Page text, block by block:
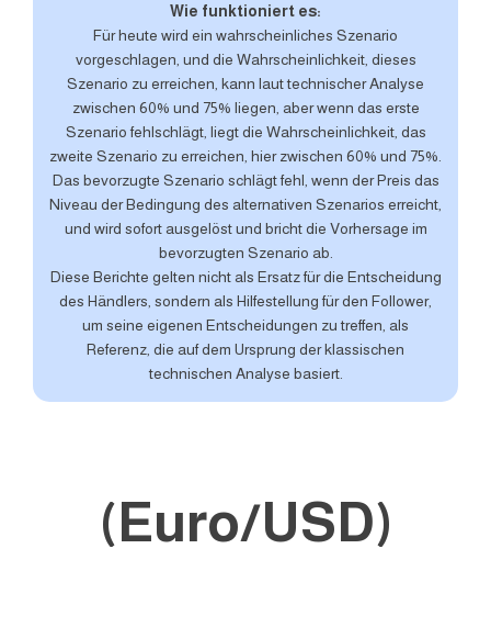
Wie funktioniert es:
Für heute wird ein wahrscheinliches Szenario
vorgeschlagen, und die Wahrscheinlichkeit, dieses
Szenario zu erreichen, kann laut technischer Analyse
zwischen 60% und 75% liegen, aber wenn das erste
Szenario fehlschlägt, liegt die Wahrscheinlichkeit, das
zweite Szenario zu erreichen, hier zwischen 60% und 75%.
Das bevorzugte Szenario schlägt fehl, wenn der Preis das
Niveau der Bedingung des alternativen Szenarios erreicht,
und wird sofort ausgelöst und bricht die Vorhersage im
bevorzugten Szenario ab.
Diese Berichte gelten nicht als Ersatz für die Entscheidung
des Händlers, sondern als Hilfestellung für den Follower,
um seine eigenen Entscheidungen zu treffen, als
Referenz, die auf dem Ursprung der klassischen
technischen Analyse basiert.
(Euro/USD)